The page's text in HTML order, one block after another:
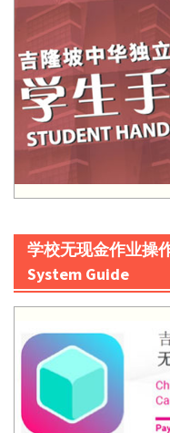
学校无现金作业操
System Guide